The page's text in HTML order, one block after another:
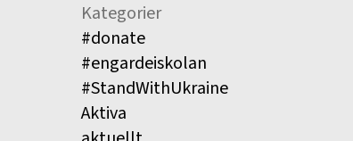
Kategorier
#donate
#engardeiskolan
#StandWithUkraine
Aktiva